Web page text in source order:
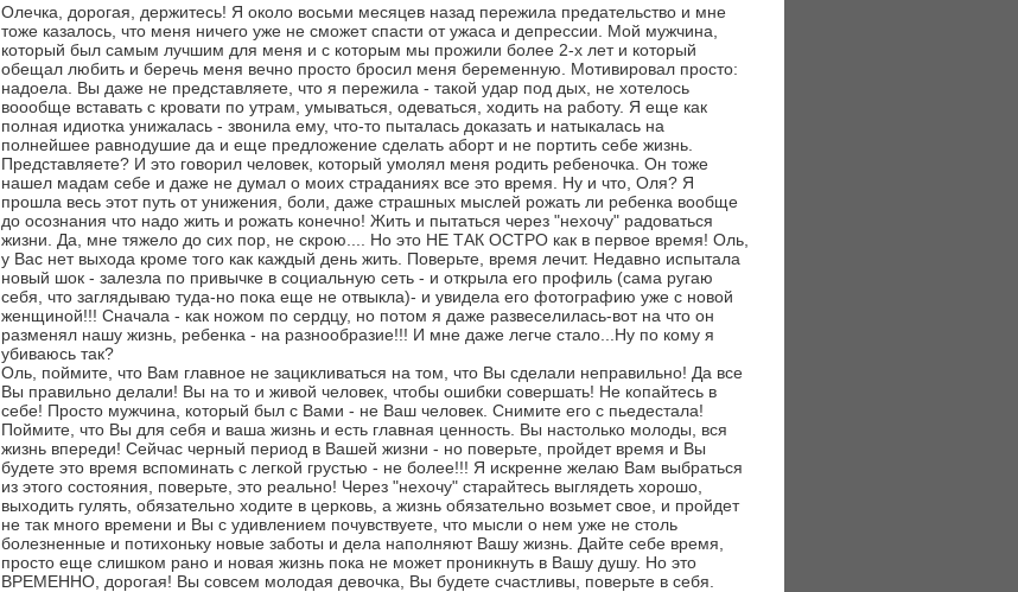
Олечка, дорогая, держитесь! Я около восьми месяцев назад пережила предательство и мне
тоже казалось, что меня ничего уже не сможет спасти от ужаса и депрессии. Мой мужчина,
который был самым лучшим для меня и с которым мы прожили более 2-х лет и который
обещал любить и беречь меня вечно просто бросил меня беременную. Мотивировал просто:
надоела. Вы даже не представляете, что я пережила - такой удар под дых, не хотелось
воообще вставать с кровати по утрам, умываться, одеваться, ходить на работу. Я еще как
полная идиотка унижалась - звонила ему, что-то пыталась доказать и натыкалась на
полнейшее равнодушие да и еще предложение сделать аборт и не портить себе жизнь.
Представляете? И это говорил человек, который умолял меня родить ребеночка. Он тоже
нашел мадам себе и даже не думал о моих страданиях все это время. Ну и что, Оля? Я
прошла весь этот путь от унижения, боли, даже страшных мыслей рожать ли ребенка вообще
до осознания что надо жить и рожать конечно! Жить и пытаться через "нехочу" радоваться
жизни. Да, мне тяжело до сих пор, не скрою.... Но это НЕ ТАК ОСТРО как в первое время! Оль,
у Вас нет выхода кроме того как каждый день жить. Поверьте, время лечит. Недавно испытала
новый шок - залезла по привычке в социальную сеть - и открыла его профиль (сама ругаю
себя, что заглядываю туда-но пока еще не отвыкла)- и увидела его фотографию уже с новой
женщиной!!! Сначала - как ножом по сердцу, но потом я даже развеселилась-вот на что он
разменял нашу жизнь, ребенка - на разнообразие!!! И мне даже легче стало...Ну по кому я
убиваюсь так?
Оль, поймите, что Вам главное не зацикливаться на том, что Вы сделали неправильно! Да все
Вы правильно делали! Вы на то и живой человек, чтобы ошибки совершать! Не копайтесь в
себе! Просто мужчина, который был с Вами - не Ваш человек. Снимите его с пьедестала!
Поймите, что Вы для себя и ваша жизнь и есть главная ценность. Вы настолько молоды, вся
жизнь впереди! Сейчас черный период в Вашей жизни - но поверьте, пройдет время и Вы
будете это время вспоминать с легкой грустью - не более!!! Я искренне желаю Вам выбраться
из этого состояния, поверьте, это реально! Через "нехочу" старайтесь выглядеть хорошо,
выходить гулять, обязательно ходите в церковь, а жизнь обязательно возьмет свое, и пройдет
не так много времени и Вы с удивлением почувствуете, что мысли о нем уже не столь
болезненные и потихоньку новые заботы и дела наполняют Вашу жизнь. Дайте себе время,
просто еще слишком рано и новая жизнь пока не может проникнуть в Вашу душу. Но это
ВРЕМЕННО, дорогая! Вы совсем молодая девочка, Вы будете счастливы, поверьте в себя.